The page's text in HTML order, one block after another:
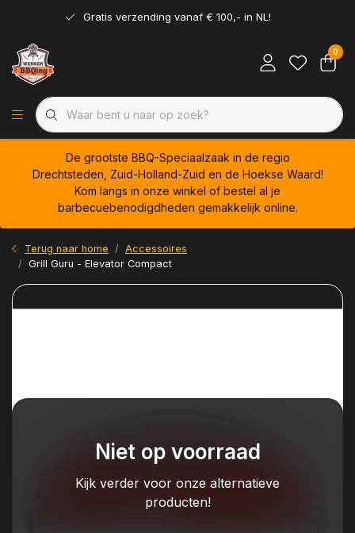
Gratis verzending vanaf € 100,- in NL!
0
De grootste BBQ-Speciaalzaak in de regio
Drechtsteden, Zuid-Holland-Zuid en de Hoekse Waard!
Kom langs in onze winkel of bestel al je
barbecuebenodigdheden gemakkelijk online.
Terug naar home
Accessoires
Grill Guru - Elevator Compact
Niet op voorraad
Kijk verder voor onze alternatieve
producten!